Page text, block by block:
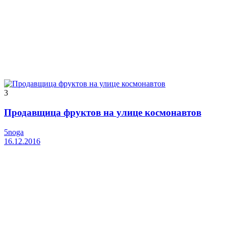
3
Продавщица фруктов на улице космонавтов
5noga
16.12.2016